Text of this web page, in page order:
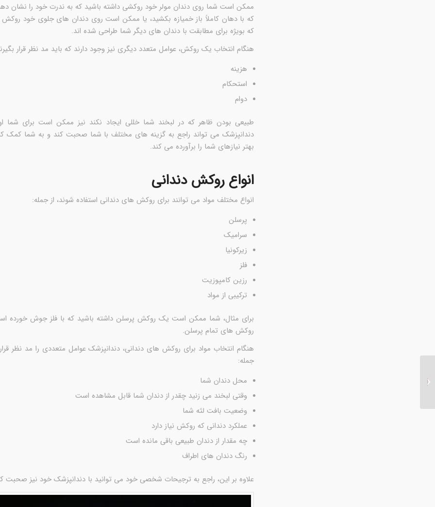
ممکن است شما روی دندان مولر خود روکشی داشته باشید که به ندرت خود را نشان
که با دهان کاملاً باز خمیازه بکشید، یا ممکن است روی دندان های جلوی خود روکش
که بویژه برای مطابقت با دندان های دیگر شما طراحی شده اند.
هنگام انتخاب یک روکش، عوامل متعدد دیگری نیز وجود دارند که باید مد نظر قرار
هزینه
استحکام
دوام
طبیعی بودن ظاهر که در لبخند شما خللی ایجاد نکند نیز ممکن است برای شما
دندانپزشک می تواند راجع به گزینه های مختلف با شما صحبت کند و به شما کمک
بهتر نیازهای شما را برآورده می کند.
انواع روکش دندانی
انواع مختلف مواد می توانند برای روکش های دندانی استفاده شوند، از جمله:
پرسلن
سرامیک
زیرکونیا
فلز
رزین کامپوزیت
ترکیبی از مواد
برای مثال، شما ممکن است یک روکش پرسلن داشته باشید که با فلز جوش خورده
روکش های تمام پرسلن.
هنگام انتخاب مواد برای روکش های دندانی، دندانپزشک عوامل متعددی را مد نظر
جمله:
محل دندان شما
وقتی لبخند می زنید چقدر از دندان شما قابل مشاهده است
وضعیت بافت لثه شما
عملکرد دندانی که روکش نیاز دارد
چه مقدار از دندان طبیعی باقی مانده است
رنگ دندان های اطراف
علاوه بر این، راجع به ترجیحات شخصی خود می توانید با دندانپزشک خود نیز صحبت